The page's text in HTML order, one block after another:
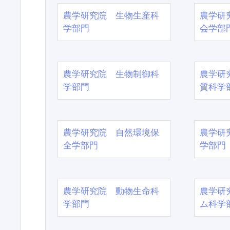
農学研究院 生物生産科
学部門
農学
会学部
農学研究院 生物制御科
学部門
農学
質科学
農学研究院 自然環境保
全学部門
農学
学部門
農学研究院 動物生命科
学部門
農学
ム科学